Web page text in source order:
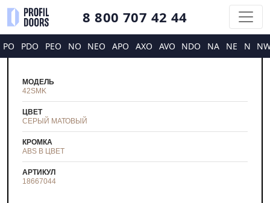
8 800 707 42 44
PO PDO PEO NO NEO APO AXO AVO NDO NA NE N
МОДЕЛЬ
42SMK
ЦВЕТ
СЕРЫЙ МАТОВЫЙ
КРОМКА
ABS В ЦВЕТ
АРТИКУЛ
18667044